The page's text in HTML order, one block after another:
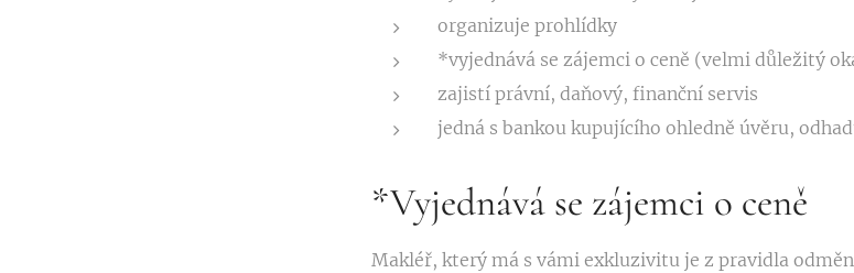
organizuje prohlídky
*vyjednává se zájemci o ceně (velmi důležitý
zajistí právní, daňový, finanční servis
jedná s bankou kupujícího ohledně úvěru,
*Vyjednává se zájemci o ceně
Makléř, který má s vámi exkluzivitu je z pravidla